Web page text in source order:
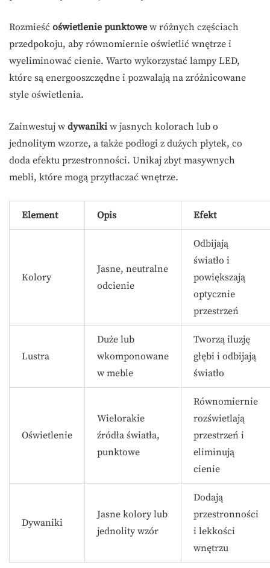
Rozmieść oświetlenie punktowe w różnych częściach
przedpokoju, aby równomiernie oświetlić wnętrze i
wyeliminować cienie. Warto wykorzystać lampy LED,
które są energooszczędne i pozwalają na zróżnicowane
style oświetlenia.
Zainwestuj w dywaniki w jasnych kolorach lub o
jednolitym wzorze, a także podłogi z dużych płytek, co
doda efektu przestronności. Unikaj zbyt masywnych
mebli, które mogą przytłaczać wnętrze.
Element Opis Efekt
Kolory
Jasne, neutralne
odcienie
Odbijają
światło i
powiększają
optycznie
przestrzeń
Lustra
Duże lub
wkomponowane
w meble
Tworzą iluzję
głębi i odbijają
światło
Oświetlenie
Wielorakie
źródła światła,
punktowe
Równomiernie
rozświetlają
przestrzeń i
eliminują
cienie
Dywaniki
Jasne kolory lub
jednolity wzór
Dodają
przestronności
i lekkości
wnętrzu